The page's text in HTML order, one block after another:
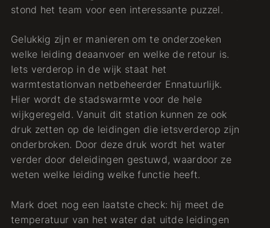
stond het team voor een interessante puzzel.
Gelukkig zijn er manieren om te onderzoeken
welke leiding deaanvoer en welke de retour is.
Iets verderop in de wijk staat het
warmtestationvan netbeheerder Ennatuurlijk.
Hier wordt de stadswarmte voor de hele
wijkgeregeld. Vanuit dit station kunnen ze ook
druk zetten op de leidingen die ietsverderop zijn
onderbroken. Door deze druk wordt het water
verder door deleidingen gestuwd, waardoor ze
weten welke leiding welke functie heeft.
Mark doet nog een laatste check: hij meet de
temperatuur van het water dat uitde leidingen